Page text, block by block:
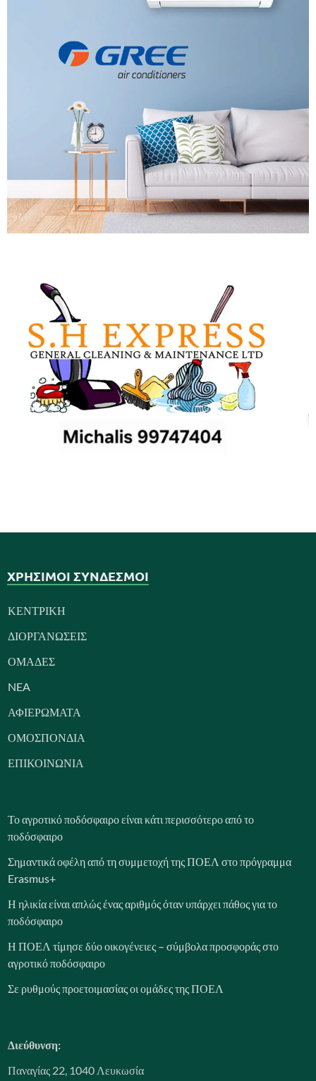
ΧΡΗΣΙΜΟΙ ΣΥΝΔΕΣΜΟΙ
ΚΕΝΤΡΙΚΗ
ΔΙΟΡΓΑΝΩΣΕΙΣ
ΟΜΑΔΕΣ
NEA
ΑΦΙΕΡΩΜΑΤΑ
ΟΜΟΣΠΟΝΔΙΑ
ΕΠΙΚΟΙΝΩΝΙΑ
Το αγροτικό ποδόσφαιρο είναι κάτι περισσότερο από το
ποδόσφαιρο
Σημαντικά οφέλη από τη συμμετοχή της ΠΟΕΛ στο πρόγραμμα
Erasmus+
Η ηλικία είναι απλώς ένας αριθμός όταν υπάρχει πάθος για το
ποδόσφαιρο
Η ΠΟΕΛ τίμησε δύο οικογένειες – σύμβολα προσφοράς στο
αγροτικό ποδόσφαιρο
Σε ρυθμούς προετοιμασίας οι ομάδες της ΠΟΕΛ
Διεύθυνση:
Παναγίας 22, 1040 Λευκωσία